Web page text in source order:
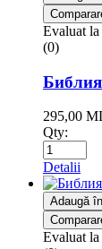
Evaluat la
(0)
295,00
Qty:
Detalii
Adaugă
Evaluat la